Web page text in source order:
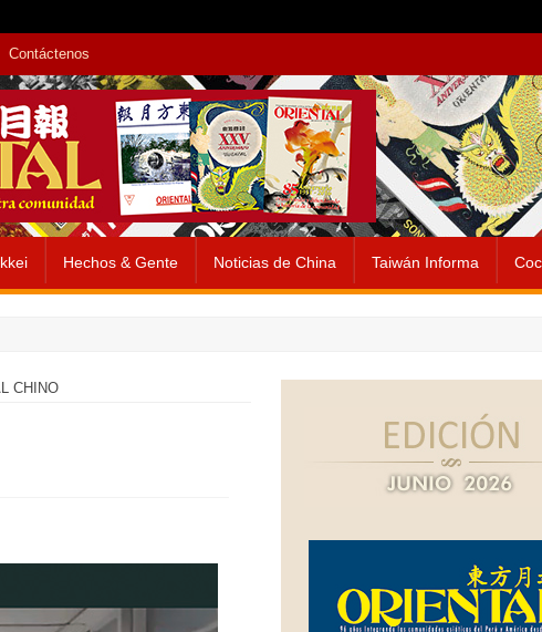
Contáctenos
Hechos & Gente Noticias de China Taiwán Informa
CHINO